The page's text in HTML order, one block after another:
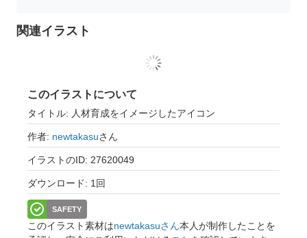
関連イラスト
このイラストについて
タイトル: 人材育成をイメージしたアイコン
作者: newtakasuさん
イラストのID: 27620049
ダウンロード: 1回
SAFETY
このイラスト素材はnewtakasuさん本人が制作したことを